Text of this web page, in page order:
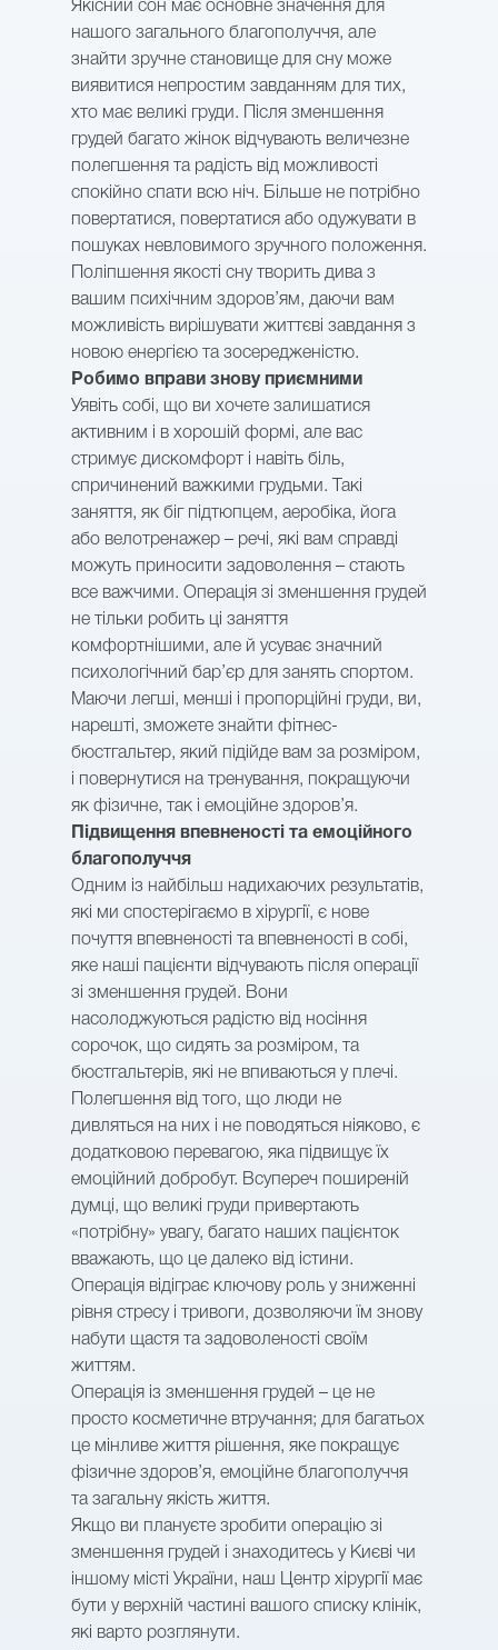
Якісний сон має основне значення для
нашого загального благополуччя, але
знайти зручне становище для сну може
виявитися непростим завданням для тих,
хто має великі груди. Після зменшення
грудей багато жінок відчувають величезне
полегшення та радість від можливості
спокійно спати всю ніч. Більше не потрібно
повертатися, повертатися або одужувати в
пошуках невловимого зручного положення.
Поліпшення якості сну творить дива з
вашим психічним здоров’ям, даючи вам
можливість вирішувати життєві завдання з
новою енергією та зосередженістю.
Робимо вправи знову приємними
Уявіть собі, що ви хочете залишатися
активним і в хорошій формі, але вас
стримує дискомфорт і навіть біль,
спричинений важкими грудьми. Такі
заняття, як біг підтюпцем, аеробіка, йога
або велотренажер – речі, які вам справді
можуть приносити задоволення – стають
все важчими. Операція зі зменшення грудей
не тільки робить ці заняття
комфортнішими, але й усуває значний
психологічний бар’єр для занять спортом.
Маючи легші, менші і пропорційні груди, ви,
нарешті, зможете знайти фітнес-
бюстгальтер, який підійде вам за розміром,
і повернутися на тренування, покращуючи
як фізичне, так і емоційне здоров’я.
Підвищення впевненості та емоційного
благополуччя
Одним із найбільш надихаючих результатів,
які ми спостерігаємо в хірургії, є нове
почуття впевненості та впевненості в собі,
яке наші пацієнти відчувають після операції
зі зменшення грудей. Вони
насолоджуються радістю від носіння
сорочок, що сидять за розміром, та
бюстгальтерів, які не впиваються у плечі.
Полегшення від того, що люди не
дивляться на них і не поводяться ніяково, є
додатковою перевагою, яка підвищує їх
емоційний добробут. Всупереч поширеній
думці, що великі груди привертають
«потрібну» увагу, багато наших пацієнток
вважають, що це далеко від істини.
Операція відіграє ключову роль у зниженні
рівня стресу і тривоги, дозволяючи їм знову
набути щастя та задоволеності своїм
життям.
Операція із зменшення грудей – це не
просто косметичне втручання; для багатьох
це мінливе життя рішення, яке покращує
фізичне здоров’я, емоційне благополуччя
та загальну якість життя.
Якщо ви плануєте зробити операцію зі
зменшення грудей і знаходитесь у Києві чи
іншому місті України, наш Центр хірургії має
бути у верхній частині вашого списку клінік,
які варто розглянути.